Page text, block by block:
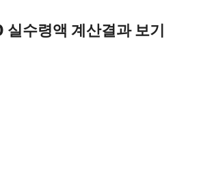
수령액 계산결과 보기